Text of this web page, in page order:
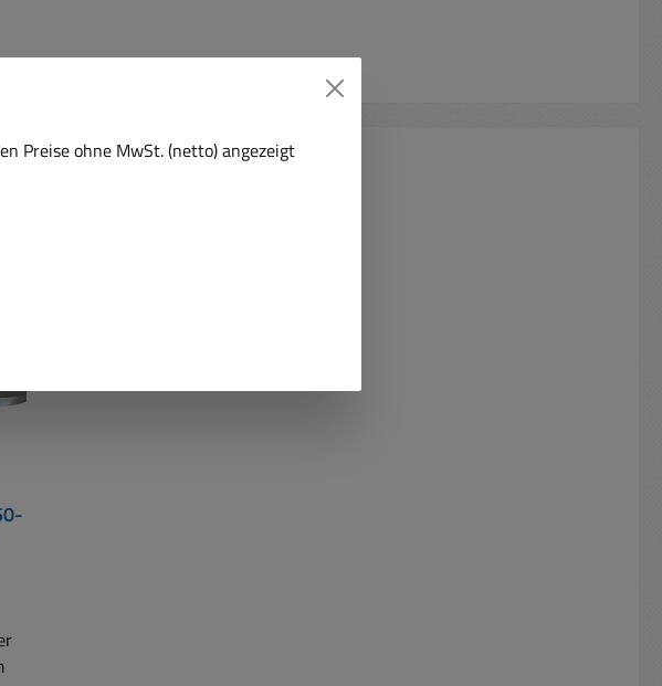
Preise ohne MwSt. (netto) angezeigt